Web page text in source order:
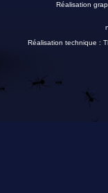
Réalisation
Réalisation technique :